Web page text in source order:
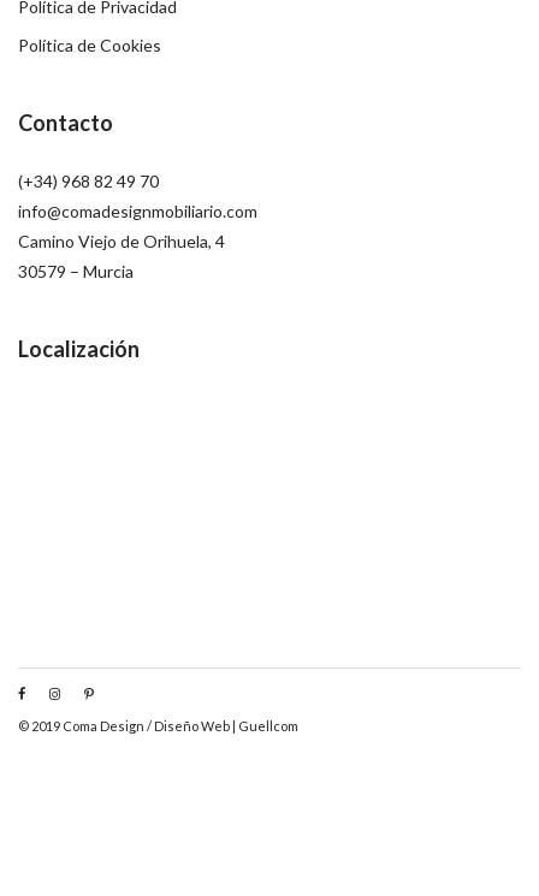
Política de Privacidad
Política de Cookies
Contacto
(+34) 968 82 49 70
info@comadesignmobiliario.com
Camino Viejo de Orihuela, 4
30579 – Murcia
Localización
© 2019 Coma Design / Diseño Web Guellcom